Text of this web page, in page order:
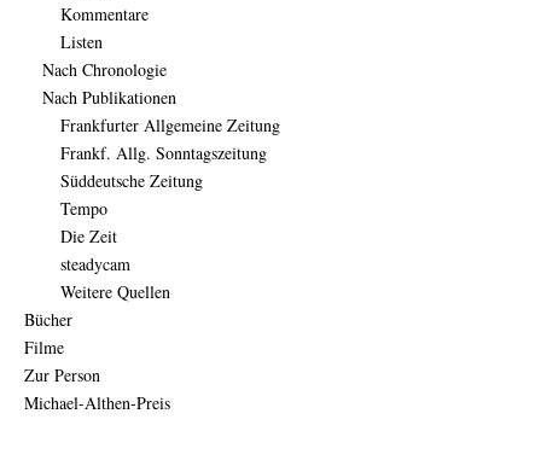
Kommentare
Listen
Nach Chronologie
Nach Publikationen
Frankfurter Allgemeine Zeitung
Frankf. Allg. Sonntagszeitung
Süddeutsche Zeitung
Tempo
Die Zeit
steadycam
Weitere Quellen
Bücher
Filme
Zur Person
Michael-Althen-Preis